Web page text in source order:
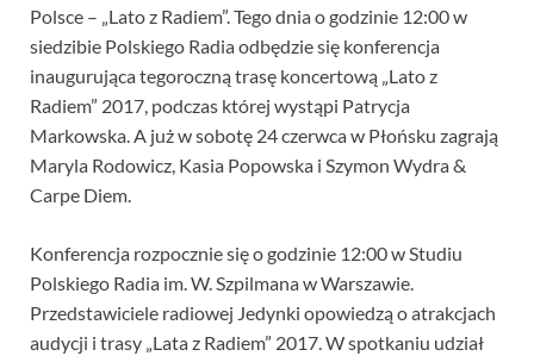
Polsce – „Lato z Radiem”. Tego dnia o godzinie 12:00 w
siedzibie Polskiego Radia odbędzie się konferencja
inaugurująca tegoroczną trasę koncertową „Lato z
Radiem” 2017, podczas której wystąpi Patrycja
Markowska. A już w sobotę 24 czerwca w Płońsku zagrają
Maryla Rodowicz, Kasia Popowska i Szymon Wydra &
Carpe Diem.
Konferencja rozpocznie się o godzinie 12:00 w Studiu
Polskiego Radia im. W. Szpilmana w Warszawie.
Przedstawiciele radiowej Jedynki opowiedzą o atrakcjach
audycji i trasy „Lata z Radiem” 2017. W spotkaniu udział